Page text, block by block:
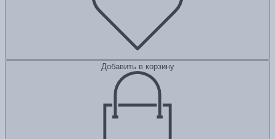
Добавить в корзину